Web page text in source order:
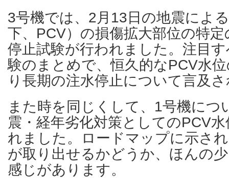
3号機では、2月13日の地震によ
下、PCV）の損傷拡大部位の特
停止試験が行われました。注目
験のまとめで、恒久的なPCV水
り長期の注水停止について言及
また時を同じくして、1号機につ
震・経年劣化対策としてのPCV
れました。ロードマップに示さ
が取り出せるかどうか、ほんの
感じがあります。